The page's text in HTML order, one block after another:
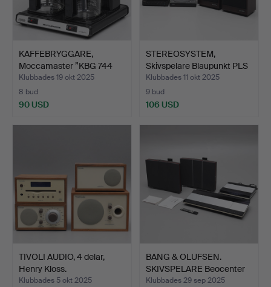
KAFFEBRYGGARE,
Moccamaster ”KBG 744
Auto O…
Klubbades 19 okt 2025
8 bud
90 USD
STEREOSYSTEM,
Skivspelare Blaupunkt PLS
90…
Klubbades 11 okt 2025
9 bud
106 USD
TIVOLI AUDIO, 4 delar,
Henry Kloss.
Klubbades 5 okt 2025
BANG & OLUFSEN.
SKIVSPELARE Beocenter
9000…
Klubbades 29 sep 2025